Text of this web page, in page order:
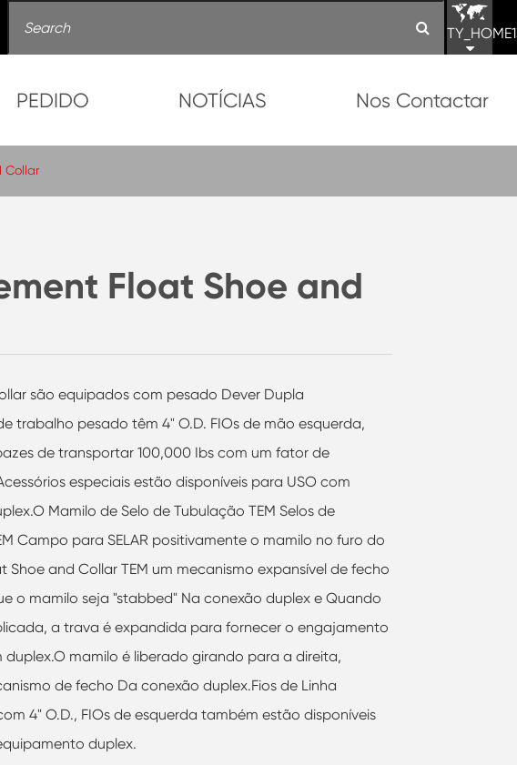
PEDIDO NOTÍCIAS Nos Contactar
Float Shoe and
são equipados com pesado Dever Dupla
trabalho pesado têm 4" O.D. FIOs de mão esquerda,
de transportar 100,000 Ibs com um fator de
especiais estão disponíveis para USO com
Mamilo de Selo de Tubulação TEM Selos de
Campo para SELAR positivamente o mamilo no furo do
Shoe and Collar TEM um mecanismo expansível de fecho
o mamilo seja "stabbed" Na conexão duplex e Quando
a trava é expandida para fornecer o engajamento
mamilo é liberado girando para a direita,
de fecho Da conexão duplex.Fios de Linha
4" O.D., FIOs de esquerda também estão disponíveis
duplex.
Collar